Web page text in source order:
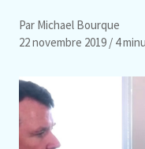
Par Michael Bourque
22 novembre 2019 / 4